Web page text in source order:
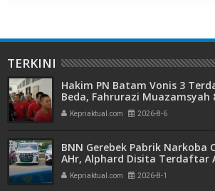
TERKINI
Hakim PN Batam Vonis 3
Beda, Fahrurazi Muazamsyah
Azzurah dan Risma Divonis 2
Kepriaktual.com 2026-8-6
BNN Gerebek Pabrik Narkoba
AHr, Alphard Disita Terdaftar
Mitra Usaha Properti
Kepriaktual.com 2026-8-1